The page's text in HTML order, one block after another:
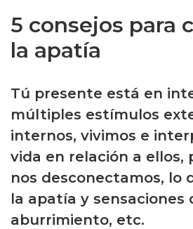
5 consejos para
la apatía
Tú presente está en
múltiples estímulos
internos, vivimos e
vida en relación a ellos,
nos desconectamos, lo
la apatía y sensaciones
aburrimiento, etc.